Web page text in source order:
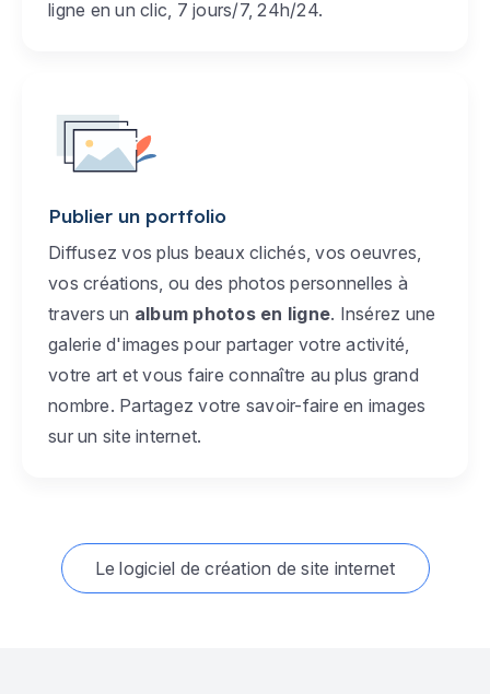
ligne en un clic, 7 jours/7, 24h/24.
Publier un portfolio
Diffusez vos plus beaux clichés, vos oeuvres,
vos créations, ou des photos personnelles à
travers un album photos en ligne. Insérez une
galerie d'images pour partager votre activité,
votre art et vous faire connaître au plus grand
nombre. Partagez votre savoir-faire en images
sur un site internet.
Le logiciel de création de site internet